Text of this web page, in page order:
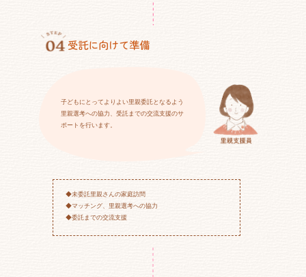
受託に向けて準備
子どもにとってよりよい里親委託となるよう
里親選考への協力、受託までの交流支援のサ
ポートを行います。
◆未委託里親さんの家庭訪問
◆マッチング、里親選考への協力
◆委託までの交流支援